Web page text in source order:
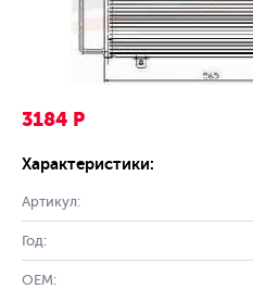
3184 Р
Характеристики:
Артикул:
Год:
OEM: